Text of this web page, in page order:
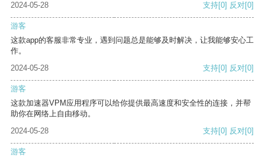
2024-05-28 支持[0] 反对[0]
游客
这款app的客服非常专业，遇到问题总是能够及时解决，让我能够安心工
作。
2024-05-28
支持[0] 反对[0]
游客
这款加速器VPM应用程序可以给你提供最高速度和安全性的连接，并帮
助你在网络上自由移动。
2024-05-28
支持[0] 反对[0]
游客